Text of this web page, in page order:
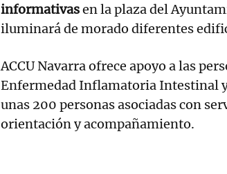
informativasen la plaza del
iluminará de morado diferentes
ACCU Navarra ofrece apoyo a las
Enfermedad Inflamatoria Intestinal
unas 200 personas asociadas con
orientación y acompañamiento.